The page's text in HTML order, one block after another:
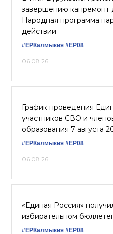
завершению капремонт
Народная программа
действии
#ЕРКалмыкия #ЕР08
06.08.26
График проведения
участников СВО и
образования 7 августа
#ЕРКалмыкия #ЕР08
06.08.26
«Единая Россия»
избирательном
#ЕРКалмыкия #ЕР08